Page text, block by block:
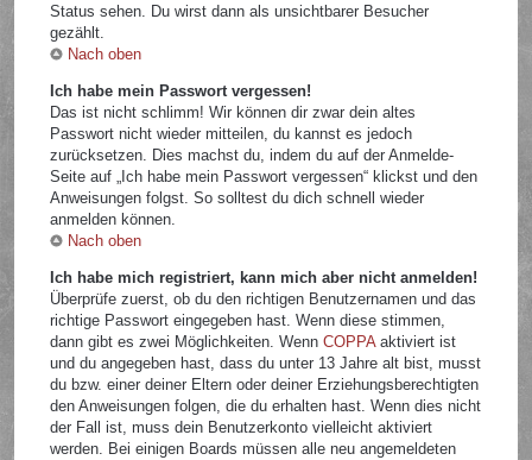
Status sehen. Du wirst dann als unsichtbarer Besucher
gezählt.
Nach oben
Ich habe mein Passwort vergessen!
Das ist nicht schlimm! Wir können dir zwar dein altes
Passwort nicht wieder mitteilen, du kannst es jedoch
zurücksetzen. Dies machst du, indem du auf der Anmelde-
Seite auf „Ich habe mein Passwort vergessen“ klickst und den
Anweisungen folgst. So solltest du dich schnell wieder
anmelden können.
Nach oben
Ich habe mich registriert, kann mich aber nicht anmelden!
Überprüfe zuerst, ob du den richtigen Benutzernamen und das
richtige Passwort eingegeben hast. Wenn diese stimmen,
dann gibt es zwei Möglichkeiten. WennCOPPAaktiviert ist
und du angegeben hast, dass du unter 13 Jahre alt bist, musst
du bzw. einer deiner Eltern oder deiner Erziehungsberechtigten
den Anweisungen folgen, die du erhalten hast. Wenn dies nicht
der Fall ist, muss dein Benutzerkonto vielleicht aktiviert
werden. Bei einigen Boards müssen alle neu angemeldeten